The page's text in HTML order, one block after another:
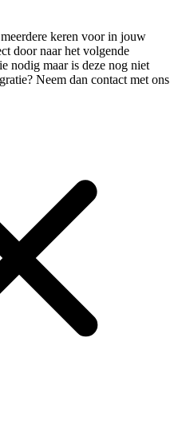
keren voor in jouw
door naar het volgende
nodig maar is deze nog niet
Neem dan contact met ons